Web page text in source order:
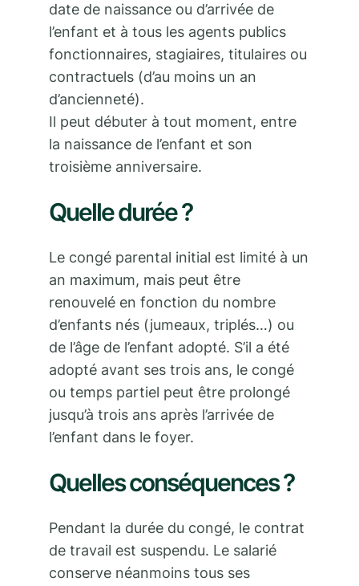
date de naissance ou d’arrivée de
l’enfant et à tous les agents publics
fonctionnaires, stagiaires, titulaires ou
contractuels (d’au moins un an
d’ancienneté).
Il peut débuter à tout moment, entre
la naissance de l’enfant et son
troisième anniversaire.
Quelle durée ?
Le congé parental initial est limité à un
an maximum, mais peut être
renouvelé en fonction du nombre
d’enfants nés (jumeaux, triplés…) ou
de l’âge de l’enfant adopté. S’il a été
adopté avant ses trois ans, le congé
ou temps partiel peut être prolongé
jusqu’à trois ans après l’arrivée de
l’enfant dans le foyer.
Quelles conséquences ?
Pendant la durée du congé, le contrat
de travail est suspendu. Le salarié
conserve néanmoins tous ses